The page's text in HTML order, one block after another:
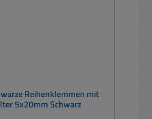
Reihenklemmen mit
5x20mm Schwarz